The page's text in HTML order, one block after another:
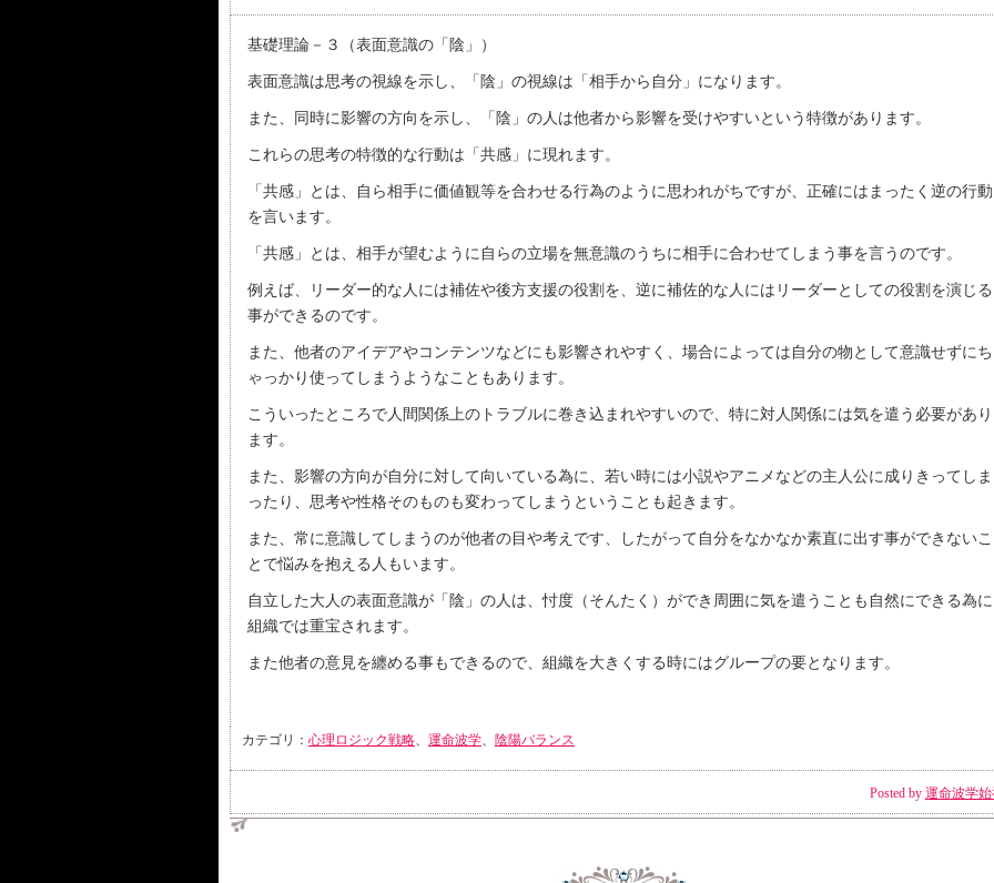
基礎理論－３（表面意識の「陰」）
表面意識は思考の視線を示し、「陰」の視線は「相手から自分」になります。
また、同時に影響の方向を示し、「陰」の人は他者から影響を受けやすいという特徴があります。
これらの思考の特徴的な行動は「共感」に現れます。
「共感」とは、自ら相手に価値観等を合わせる行為のように思われがちですが、正確にはまったく逆の行動
を言います。
「共感」とは、相手が望むように自らの立場を無意識のうちに相手に合わせてしまう事を言うのです。
例えば、リーダー的な人には補佐や後方支援の役割を、逆に補佐的な人にはリーダーとしての役割を演じる
事ができるのです。
また、他者のアイデアやコンテンツなどにも影響されやすく、場合によっては自分の物として意識せずにち
ゃっかり使ってしまうようなこともあります。
こういったところで人間関係上のトラブルに巻き込まれやすいので、特に対人関係には気を遣う必要があり
ます。
また、影響の方向が自分に対して向いている為に、若い時には小説やアニメなどの主人公に成りきってしま
ったり、思考や性格そのものも変わってしまうということも起きます。
また、常に意識してしまうのが他者の目や考えです、したがって自分をなかなか素直に出す事ができないこ
とで悩みを抱える人もいます。
自立した大人の表面意識が「陰」の人は、忖度（そんたく）ができ周囲に気を遣うことも自然にできる為に
組織では重宝されます。
また他者の意見を纏める事もできるので、組織を大きくする時にはグループの要となります。
カテゴリ： 心理ロジック戦略 運命波学 陰陽バランス
Posted by 運命波学